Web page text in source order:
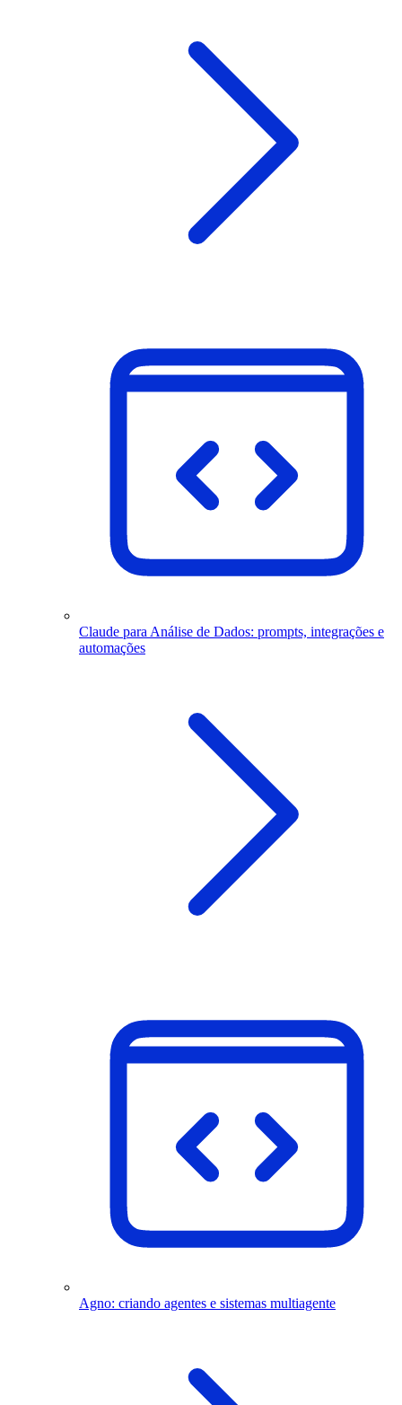
Claude para Análise de Dados: prompts, integrações e
automações
Agno: criando agentes e sistemas multiagente